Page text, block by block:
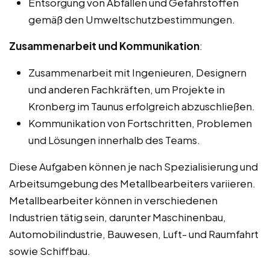
gemäß den Umweltschutzbestimmungen.
Zusammenarbeit und Kommunikation:
Zusammenarbeit mit Ingenieuren, Designern
und anderen Fachkräften, um Projekte in
Kronberg im Taunus erfolgreich abzuschließen.
Kommunikation von Fortschritten, Problemen
und Lösungen innerhalb des Teams.
Diese Aufgaben können je nach Spezialisierung und
Arbeitsumgebung des Metallbearbeiters variieren.
Metallbearbeiter können in verschiedenen
Industrien tätig sein, darunter Maschinenbau,
Automobilindustrie, Bauwesen, Luft- und Raumfahrt
sowie Schiffbau.